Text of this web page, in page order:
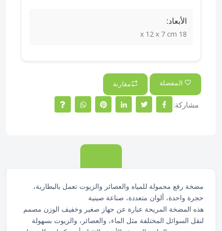
الأبعاد:
18 x 12 x 7 cm
المفضلة مقارنة
مشاركة:
مضخة رفع محمولة للمياه والعصائر والزيوت تعمل بالبطارية،
حجرة واحدة، ألوان متعددة، صناعة صينية
هذه المضخة المريحة عبارة عن جهاز صغير وخفيف الوزن مصمم
لنقل السوائل المختلفة مثل الماء، والعصائر، والزيوت بسهولة